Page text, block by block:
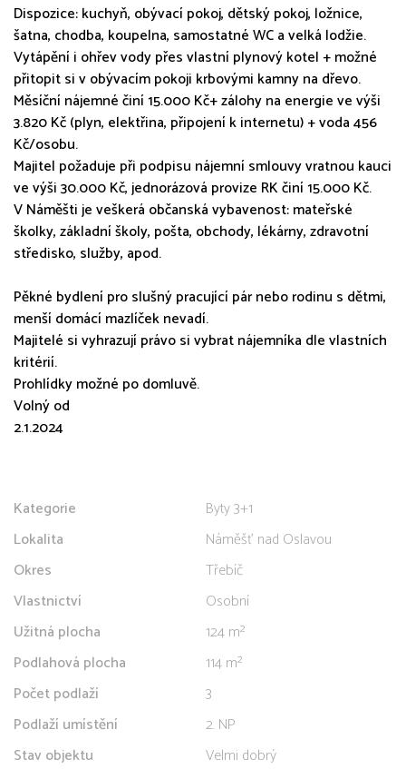
Dispozice: kuchyň, obývací pokoj, dětský pokoj, ložnice,
šatna, chodba, koupelna, samostatné WC a velká lodžie.
Vytápění i ohřev vody přes vlastní plynový kotel + možné
přitopit si v obývacím pokoji krbovými kamny na dřevo.
Měsíční nájemné činí 15.000 Kč+ zálohy na energie ve výši
3.820 Kč (plyn, elektřina, připojení k internetu) + voda 456
Kč/osobu.
Majitel požaduje při podpisu nájemní smlouvy vratnou kauci
ve výši 30.000 Kč, jednorázová provize RK činí 15.000 Kč.
V Náměšti je veškerá občanská vybavenost: mateřské
školky, základní školy, pošta, obchody, lékárny, zdravotní
středisko, služby, apod.
Pěkné bydlení pro slušný pracující pár nebo rodinu s dětmi,
menší domácí mazlíček nevadí.
Majitelé si vyhrazují právo si vybrat nájemníka dle vlastních
kritérií.
Prohlídky možné po domluvě.
Volný od
2.1.2024
Kategorie
Byty 3+1
Lokalita
Náměšť nad Oslavou
Okres
Třebíč
Vlastnictví
Osobní
Užitná plocha
124 m²
Podlahová plocha
114 m²
Počet podlaží
3
Podlaží umístění
2. NP
Stav objektu
Velmi dobrý